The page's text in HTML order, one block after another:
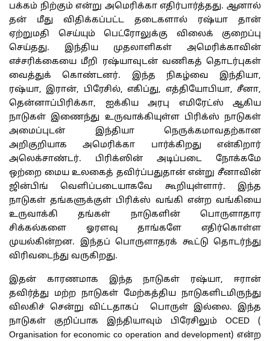
பக்கம் நிற்கும் என்று அமெரிக்கா எதிர்பார்த்தது. ஆனால்
தன் மீது விதிக்கப்பட்ட தடைகளால் ரஷ்யா தான்
ஏற்றுமதி செய்யும் பெட்ரோலுக்கு விலைக் குறைப்பு
செய்தது. இந்திய முதலாளிகள் அமெரிக்காவின்
எச்சரிக்கையை மீறி ரஷ்யாவுடன் வணிகத் தொடர்புகள்
வைத்துக் கொண்டனர். இந்த நிகழ்வை இந்தியா,
ரஷ்யா, இரான், பிரேசில், எகிப்து, எத்தியோபியா, சீனா,
தென்னாப்பிரிக்கா, ஐக்கிய அரபு எமிரேட்ஸ் ஆகிய
நாடுகள் இணைந்து உருவாக்கியுள்ள பிரிக்ஸ் நாடுகள்
அமைப்புடன் இந்தியா நெருக்கமாவதற்கான
அறிகுறியாக அமெரிக்கா பார்க்கிறது என்கிறார்
அலெக்சாண்டர். பிரிக்ஸின் அடிப்படை நோக்கமே
ஒற்றை மைய உலகைத் தவிர்ப்பதுதான் என்று சீனாவின்
ஜின்பிங் வெளிப்படையாகவே கூறியுள்ளார். இந்த
நாடுகள் தங்களுக்குள் பிரிக்ஸ் வங்கி என்ற வங்கியை
உருவாக்கி தங்கள் நாடுகளின் பொருளாதார
சிக்கல்களை ஓரளவு தாங்களே எதிர்கொள்ள
முயல்கின்றன. இந்தப் பொருளாதரக் கூட்டு தொடர்ந்து
விரிவடைந்து வருகிறது.
இதன் காரணமாக இந்த நாடுகள் ரஷ்யா, ஈரான்
தவிர்த்து மற்ற நாடுகள் மேற்கத்திய நாடுகளிடமிருந்து
விலகிச் சென்று விட்டதாகப் பொருள் இல்லை. இந்த
நாடுகள் குறிப்பாக இந்தியாவும் பிரேசிலும் OCED (
Organisation for economic co operation and development) என்ற